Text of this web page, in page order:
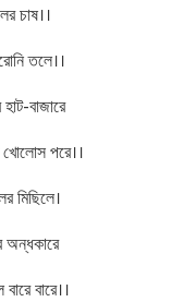
চাষ।।
তলে।।
বাজারে
পরে।।
মিছিলে।
বারে।।